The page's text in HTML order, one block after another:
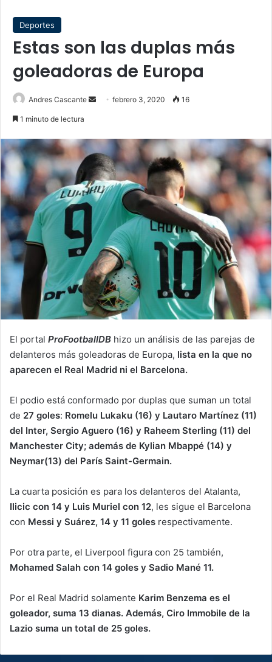
Deportes
Estas son las duplas más
goleadoras de Europa
Andres Cascante
Sendfebrero 3, 2020 16
1 minuto de lectura
El portal ProFootballDB hizo un análisis de las parejas de
delanteros más goleadoras de Europa, lista en la que no
aparecen el Real Madrid ni el Barcelona.
El podio está conformado por duplas que suman un total
de 27 goles: Romelu Lukaku (16) y Lautaro Martínez (11)
del Inter, Sergio Aguero (16) y Raheem Sterling (11) del
Manchester City; además de Kylian Mbappé (14) y
Neymar(13) del París Saint-Germain.
La cuarta posición es para los delanteros del Atalanta,
Ilicic con 14 y Luis Muriel con 12, les sigue el Barcelona
con Messi y Suárez, 14 y 11 goles respectivamente.
Por otra parte, el Liverpool figura con 25 también,
Mohamed Salah con 14 goles y Sadio Mané 11.
Por el Real Madrid solamente Karim Benzema es el
goleador, suma 13 dianas. Además, Ciro Immobile de la
Lazio suma un total de 25 goles.